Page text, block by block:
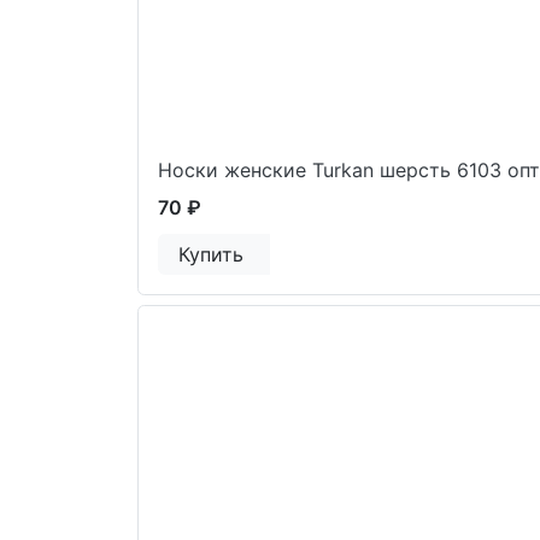
Носки женские Turkan шерсть 6103
70 ₽
Купить